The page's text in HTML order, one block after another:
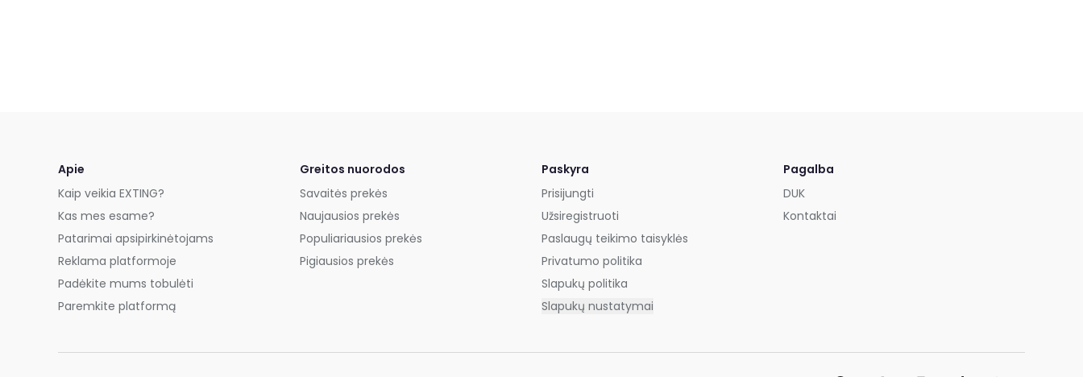
Apie
Kaip veikia EXTING?
Kas mes esame?
Patarimai apsipirkinėtojams
Reklama platformoje
Padėkite mums tobulėti
Paremkite platformą
Greitos nuorodos
Savaitės prekės
Naujausios prekės
Populiariausios prekės
Pigiausios prekės
Paskyra
Prisijungti
Užsiregistruoti
Paslaugų teikimo taisyklės
Privatumo politika
Slapukų politika
Slapukų nustatymai
Pagalba
DUK
Kontaktai